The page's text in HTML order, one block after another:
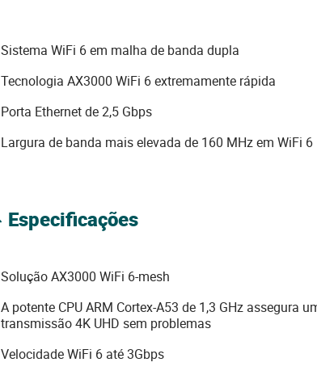
Sistema WiFi 6 em malha de banda dupla
Tecnologia AX3000 WiFi 6 extremamente rápida
Porta Ethernet de 2,5 Gbps
Largura de banda mais elevada de 160 MHz em WiFi 6
especificações
Solução AX3000 WiFi 6-mesh
A potente CPU ARM Cortex-A53 de 1,3 GHz assegura
transmissão 4K UHD sem problemas
Velocidade WiFi 6 até 3Gbps